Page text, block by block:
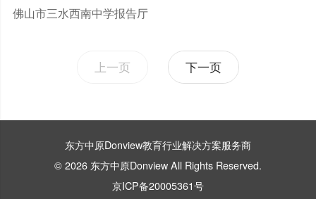
佛山市三水西南中学报告厅
« »
东方中原Donview教育行业解决方案服务商
© 2026 东方中原Donview All Rights Reserved.
京ICP备20005361号